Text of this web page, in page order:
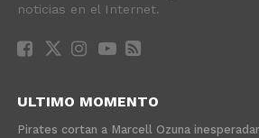
noticias en el Internet.
ULTIMO MOMENTO
Pirates cortan a Marcell Ozuna